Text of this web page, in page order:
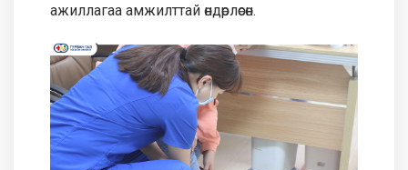
ажиллагаа амжилттай өндөрлөсөн.